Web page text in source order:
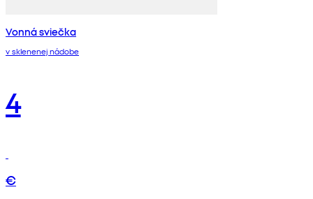
Vonná sviečka
v sklenenej nádobe
4
€